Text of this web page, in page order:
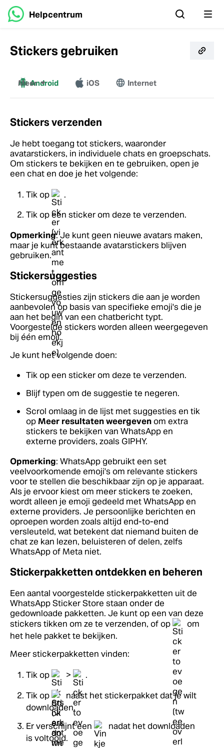
Helpcentrum
Stickers gebruiken
Android iOS Internet
Meer
Stickers verzenden
Je hebt toegang tot stickers, waaronder
avatarstickers, in individuele chats en groepschats.
Om stickers te bekijken en te gebruiken, open je
een chat en doe je het volgende:
Tik op
.
Tik op een sticker om deze te verzenden.
Opmerking: Je kunt geen nieuwe avatars maken,
maar je kunt bestaande avatarstickers blijven
gebruiken.
Stickersuggesties
Stickersuggesties zijn stickers die aan je worden
aanbevolen op basis van specifieke emoji's die je
aan het begin van een chatbericht typt.
Voorgestelde stickers worden alleen weergegeven
bij één emoji.
Je kunt het volgende doen:
Tik op een sticker om deze te verzenden.
Blijf typen om de suggestie te negeren.
Scrol omlaag in de lijst met suggesties en tik
opMeer resultaten weergevenom extra
stickers te bekijken van WhatsApp en
externe providers, zoals GIPHY.
Opmerking: WhatsApp gebruikt een set
veelvoorkomende emoji's om relevante stickers
voor te stellen die beschikbaar zijn op je apparaat.
Als je ervoor kiest om meer stickers te zoeken,
wordt alleen je emoji gedeeld met WhatsApp en
externe providers. Je persoonlijke berichten en
oproepen worden zoals altijd end-to-end
versleuteld, wat betekent dat niemand buiten de
chat ze kan lezen, beluisteren of delen, zelfs
WhatsApp of Meta niet.
Stickerpakketten ontdekken en beheren
Een aantal voorgestelde stickerpakketten uit de
WhatsApp Sticker Store staan onder de
gedownloade pakketten. Je kunt op een van deze
stickers tikken om ze te verzenden, of op
om
het hele pakket te bekijken.
Meer stickerpakketten vinden:
Tik op
>
.
Tik op
naast het stickerpakket dat je wilt
downloaden.
Er verschijnt een
nadat het downloaden
is voltooid.